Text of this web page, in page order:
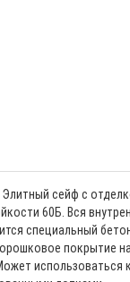
сейф с
60Б. Вся
специальный
покрытие